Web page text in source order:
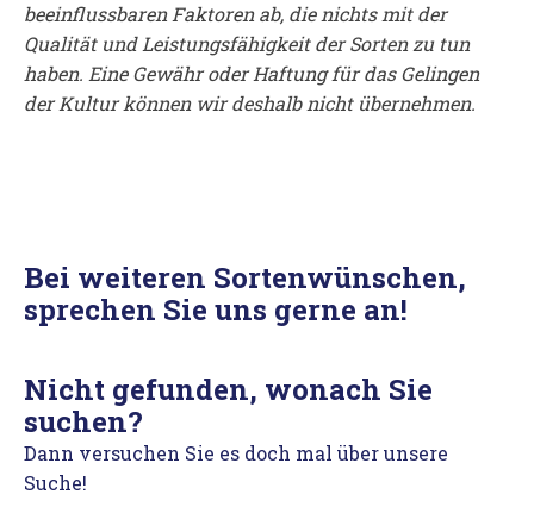
beeinflussbaren Faktoren ab, die nichts mit der
Qualität und Leistungsfähigkeit der Sorten zu tun
haben. Eine Gewähr oder Haftung für das Gelingen
der Kultur können wir deshalb nicht übernehmen.
Bei weiteren Sortenwünschen,
sprechen Sie uns gerne an!
Nicht gefunden, wonach Sie
suchen?
Dann versuchen Sie es doch mal über unsere
Suche!